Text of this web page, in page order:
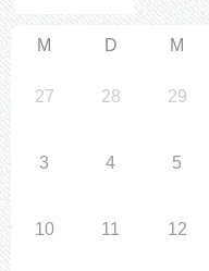
M D M
27 28 29
3 4 5
10 11 12